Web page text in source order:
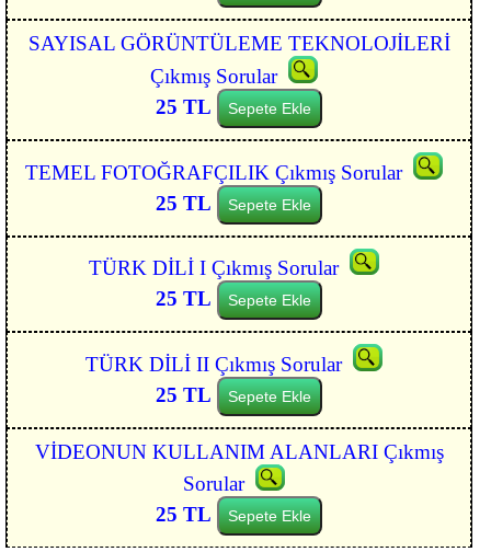
SAYISAL GÖRÜNTÜLEME TEKNOLOJİLERİ
Çıkmış Sorular
25 TL
Sepete Ekle
TEMEL FOTOĞRAFÇILIK Çıkmış Sorular
25 TL
Sepete Ekle
TÜRK DİLİ I Çıkmış Sorular
25 TL
Sepete Ekle
TÜRK DİLİ II Çıkmış Sorular
25 TL
Sepete Ekle
VİDEONUN KULLANIM ALANLARI Çıkmış
Sorular
25 TL
Sepete Ekle